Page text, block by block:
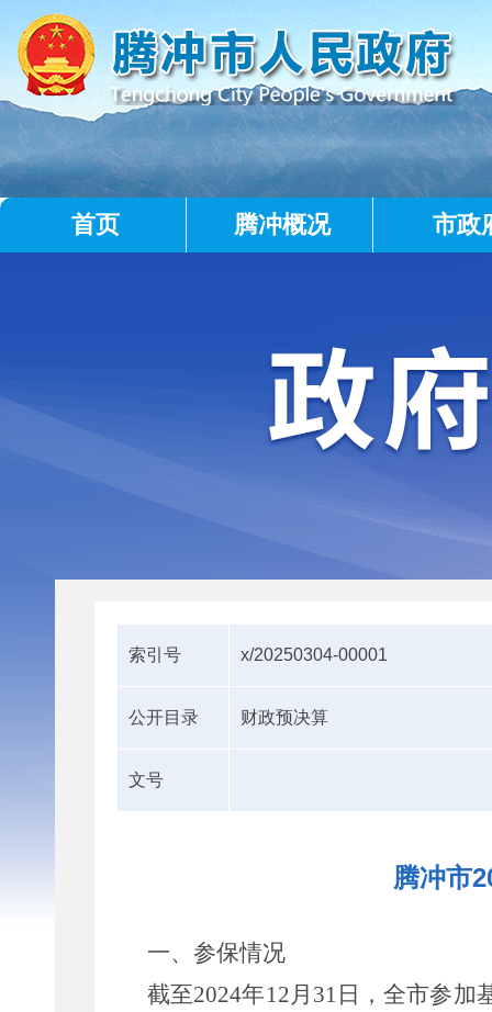
首页 腾冲概况 市政
索引号 x/20250304-00001
公开目录 财政预决算
文号
腾冲市
一、参保情况
截至2024年12月31日，全市参加